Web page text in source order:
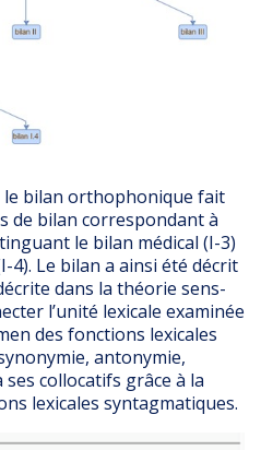
le bilan orthophonique fait
de bilan correspondant à
le bilan médical (I-3)
Le bilan a ainsi été décrit
dans la théorie sens-
l’unité lexicale examinée
des fonctions lexicales
antonymie,
collocatifs grâce à la
lexicales syntagmatiques.